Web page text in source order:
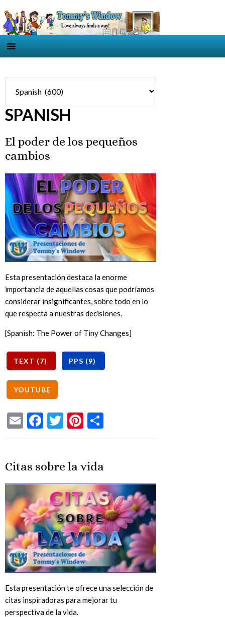
SPANISH
El poder de los pequeños
cambios
Esta presentación destaca la enorme
importancia de aquellas cosas que podríamos
considerar insignificantes, sobre todo en lo
que respecta a nuestras decisiones.
[Spanish: The Power of Tiny Changes]
EmailFacebook
TwitterPinterest
Citas sobre la vida
Esta presentación te ofrece una selección de
citas inspiradoras para mejorar tu
perspectiva de la vida.